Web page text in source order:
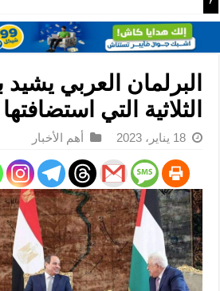
فتح تنعى المناضل نايف خويطر
البرلمان العربي يشيد
الثلاثية التي
18 يناير، 2023 أهم الأخبار